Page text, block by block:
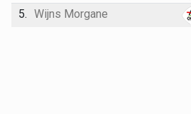
5. Wijns Morgane